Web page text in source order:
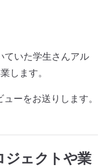
いた学生さんアル
します。
ーをお送りします。
ジェクトや業